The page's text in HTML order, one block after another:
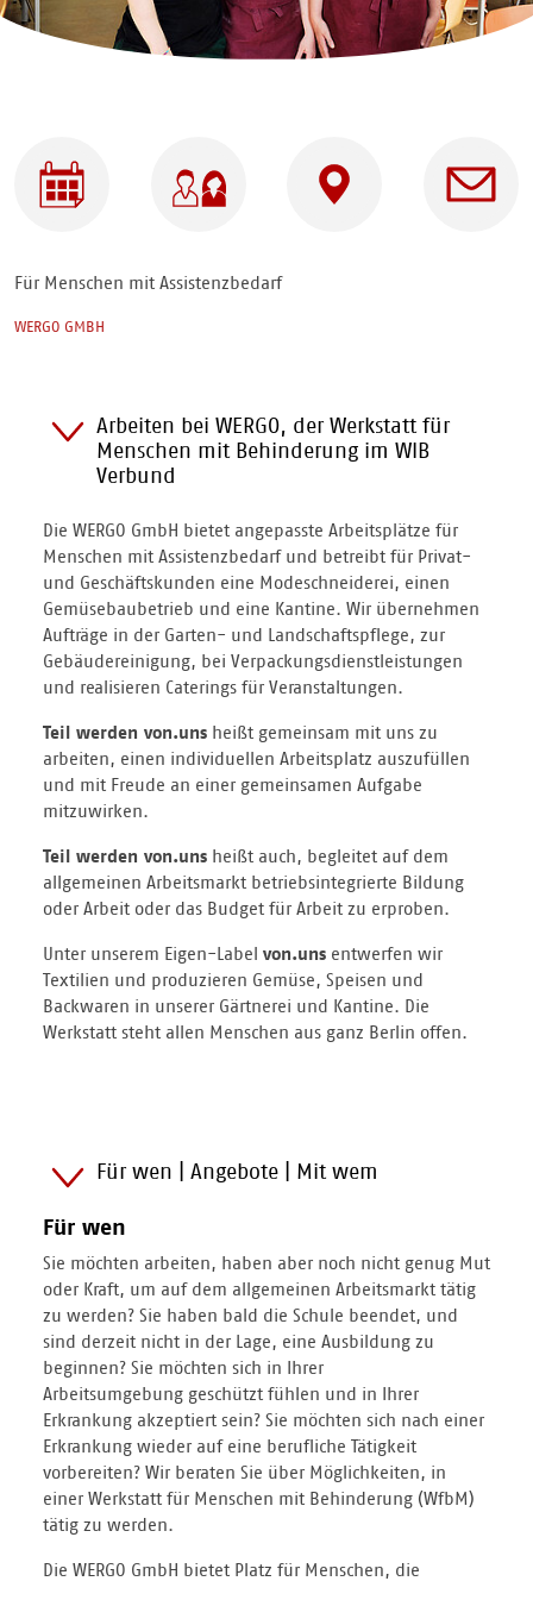
Für Menschen mit Assistenzbedarf
WERGO GMBH
Arbeiten bei WERGO, der Werkstatt für
Menschen mit Behinderung im WIB
Verbund
Die WERGO GmbH bietet angepasste Arbeitsplätze für
Menschen mit Assistenzbedarf und betreibt für Privat-
und Geschäftskunden eine Modeschneiderei, einen
Gemüsebaubetrieb und eine Kantine. Wir übernehmen
Aufträge in der Garten- und Landschaftspflege, zur
Gebäudereinigung, bei Verpackungsdienstleistungen
und realisieren Caterings für Veranstaltungen.
Teil werden von.uns heißt gemeinsam mit uns zu
arbeiten, einen individuellen Arbeitsplatz auszufüllen
und mit Freude an einer gemeinsamen Aufgabe
mitzuwirken.
Teil werden von.uns heißt auch, begleitet auf dem
allgemeinen Arbeitsmarkt betriebsintegrierte Bildung
oder Arbeit oder das Budget für Arbeit zu erproben.
Unter unserem Eigen-Label von.uns entwerfen wir
Textilien und produzieren Gemüse, Speisen und
Backwaren in unserer Gärtnerei und Kantine. Die
Werkstatt steht allen Menschen aus ganz Berlin offen.
Für wen | Angebote | Mit wem
Für wen
Sie möchten arbeiten, haben aber noch nicht genug Mut
oder Kraft, um auf dem allgemeinen Arbeitsmarkt tätig
zu werden? Sie haben bald die Schule beendet, und
sind derzeit nicht in der Lage, eine Ausbildung zu
beginnen? Sie möchten sich in Ihrer
Arbeitsumgebung geschützt fühlen und in Ihrer
Erkrankung akzeptiert sein? Sie möchten sich nach einer
Erkrankung wieder auf eine berufliche Tätigkeit
vorbereiten? Wir beraten Sie über Möglichkeiten, in
einer Werkstatt für Menschen mit Behinderung (WfbM)
tätig zu werden.
Die WERGO GmbH bietet Platz für Menschen, die
WERGO
GmbH –
Die
Verbund